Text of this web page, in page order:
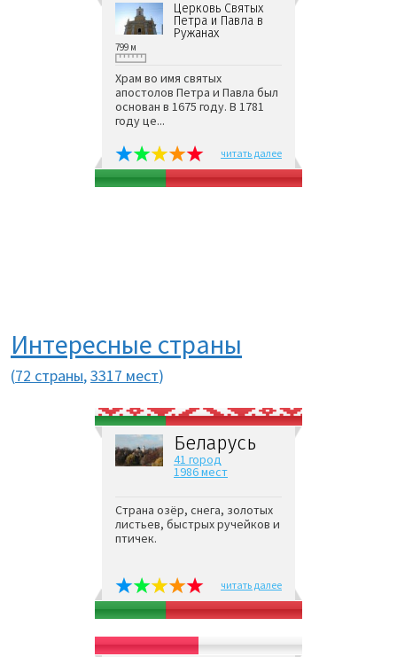
Церковь Святых
Петра и Павла в
Ружанах
799 м
Храм во имя святых
апостолов Петра и Павла был
основан в 1675 году. В 1781
году це...
читать далее
Интересные страны
(72 страны,3317 мест)
Беларусь
41 город
1986 мест
Страна озёр, снега, золотых
листьев, быстрых ручейков и
птичек.
читать далее